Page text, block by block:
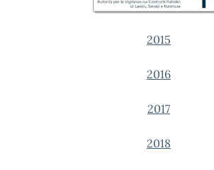
2015
2016
2017
2018